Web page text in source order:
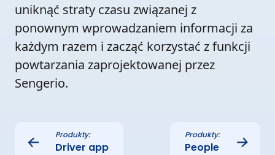
uniknąć straty czasu związanej z
ponownym wprowadzaniem informacji za
każdym razem i zacząć korzystać z funkcji
powtarzania zaprojektowanej przez
Sengerio.
← Produkty:
Driver app
Produkty:
People →